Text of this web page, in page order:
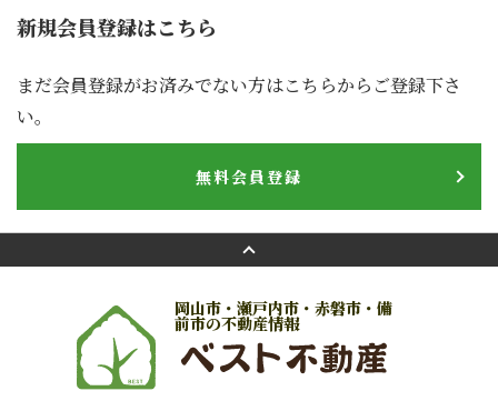
新規会員登録はこちら
まだ会員登録がお済みでない方はこちらからご登録下さ
い。
無料会員登録
岡山市・瀬戸内市・赤磐市・備
前市の不動産情報